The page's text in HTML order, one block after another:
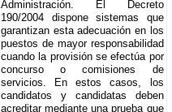
Administración. El Decreto
190/2004 dispone sistemas que
garantizan esta adecuación en los
puestos de mayor responsabilidad
cuando la provisión se efectúa por
concurso o comisiones de
servicios. En estos casos, los
candidatos y candidatas deben
acreditar mediante una prueba que